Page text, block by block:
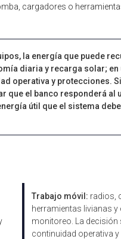
cargadores o
la energía que puede
diaria y recarga solar; en
operativa y protecciones.
que el banco responderá al
útil que el sistema
Trabajo móvil: radios,
herramientas livianas y
monitoreo. La decisión
continuidad operativa y